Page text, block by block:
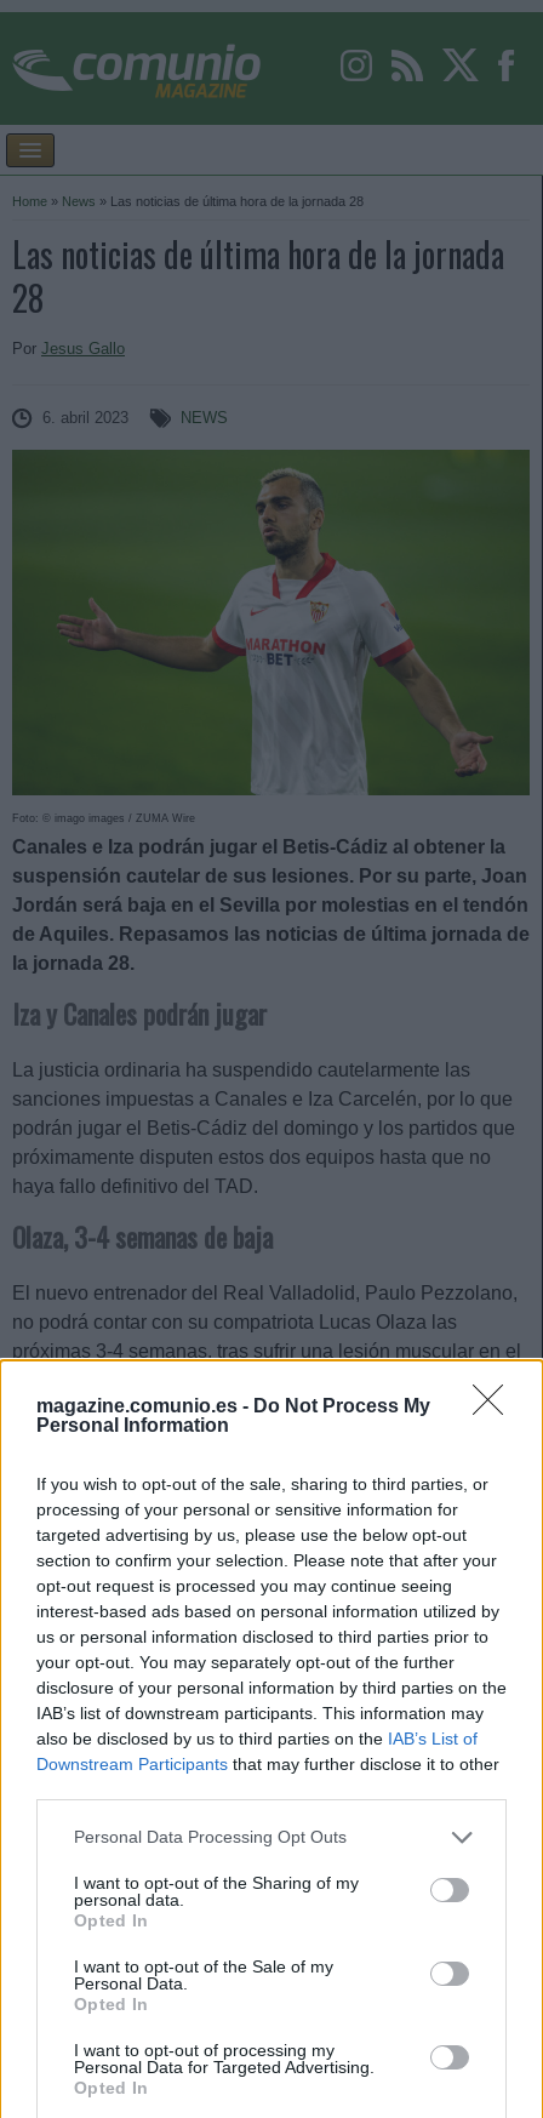
magazine.comunio.es - Do Not Process My
Personal Information
If you wish to opt-out of the sale, sharing to third parties, or
processing of your personal or sensitive information for
targeted advertising by us, please use the below opt-out
section to confirm your selection. Please note that after your
opt-out request is processed you may continue seeing
interest-based ads based on personal information utilized by
us or personal information disclosed to third parties prior to
your opt-out. You may separately opt-out of the further
disclosure of your personal information by third parties on the
IAB’s list of downstream participants. This information may
also be disclosed by us to third parties on the IAB’s List of
Downstream Participants that may further disclose it to other
Please note that this website/app uses one or more Google
not limited to your visit or usage behaviour. You may click to
grant or deny consent to Google and its third-party tags to
use your data for below specified purposes in below Google
consent section.
Personal Data Processing Opt Outs
I want to opt-out of the Sharing of my
personal data.
Opted In
I want to opt-out of the Sale of my
Personal Data.
Opted In
I want to opt-out of processing my
Personal Data for Targeted Advertising.
Opted In
Home » News » Las noticias de última hora de la jornada 28
Las noticias de última hora de la jornada
28
Por Jesus Gallo
6. abril 2023 NEWS
Foto: © imago images / ZUMA Wire
Canales e Iza podrán jugar el Betis-Cádiz al obtener la
suspensión cautelar de sus lesiones. Por su parte, Joan
Jordán será baja en el Sevilla por molestias en el tendón
de Aquiles. Repasamos las noticias de última jornada de
la jornada 28.
Iza y Canales podrán jugar
La justicia ordinaria ha suspendido cautelarmente las
sanciones impuestas a Canales e Iza Carcelén, por lo que
podrán jugar el Betis-Cádiz del domingo y los partidos que
próximamente disputen estos dos equipos hasta que no
haya fallo definitivo del TAD.
Olaza, 3-4 semanas de baja
El nuevo entrenador del Real Valladolid, Paulo Pezzolano,
no podrá contar con su compatriota Lucas Olaza las
próximas 3-4 semanas, tras sufrir una lesión muscular en el
muslo izquierdo. Sergio Escudero será por tanto el lateral
izquierdo en el debut del técnico contra el Mallorca.
El Sevilla abrirá la jornada 28 de LaLiga contra el Celta con
las bajas de Ocampos por sanción y Joan Jordan y Corona
por lesión. El centrocampista se está tratando de un proceso
inflamatorio en el tendón de Aquiles mientras que Tecatito
tiene molestias en el abductor.
Valladolid: 4 jugadores que pueden ser más
recomendables tras el cambio de entrenador
El Real Valladolid prescindió de los
abultada derrota en el Bernabéu y
ha fichado al uruguayo Pezzolano
Estos jugadores blanquivioletas
podrían mejorar sus prestaciones
recomendables en Comunio.
Brian Oliván sigue de baja
Luis García informó en rueda de prensa que no podrá contar